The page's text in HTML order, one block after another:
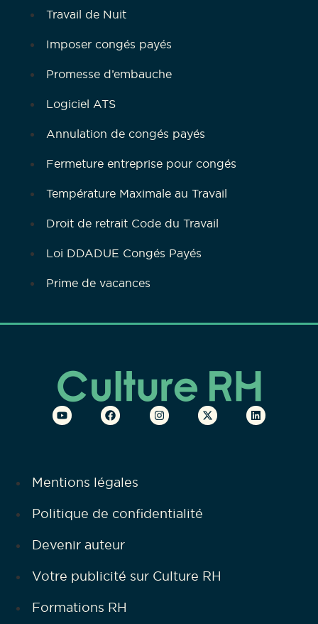
Travail de Nuit
Imposer congés payés
Promesse d’embauche
Logiciel ATS
Annulation de congés payés
Fermeture entreprise pour congés
Température Maximale au Travail
Droit de retrait Code du Travail
Loi DDADUE Congés Payés
Prime de vacances
Mentions légales
Politique de confidentialité
Devenir auteur
Votre publicité sur Culture RH
Formations RH